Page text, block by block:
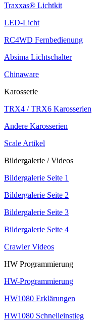
Traxxas® Lichtkit
LED-Licht
RC4WD Fernbedienung
Absima Lichtschalter
Chinaware
Karosserie
TRX4 / TRX6 Karosserien
Andere Karosserien
Scale Artikel
Bildergalerie / Videos
Bildergalerie Seite 1
Bildergalerie Seite 2
Bildergalerie Seite 3
Bildergalerie Seite 4
Crawler Videos
HW Programmierung
HW-Programmierung
HW1080 Erklärungen
HW1080 Schnelleinstieg